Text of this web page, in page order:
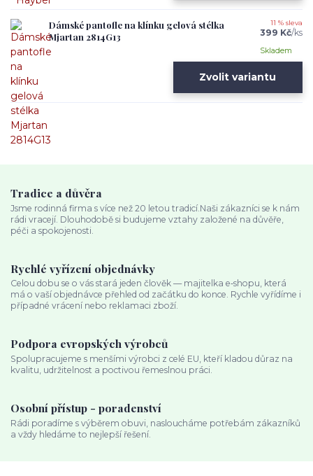
Dámské pantofle na klínku gelová stélka
Mjartan 2814G13
11 % sleva
399 Kč/ks
Skladem
Zvolit variantu
Tradice a důvěra
Jsme rodinná firma s více než 20 letou tradicí.Naši zákazníci se k nám
rádi vracejí. Dlouhodobě si budujeme vztahy založené na důvěře,
péči a spokojenosti.
Rychlé vyřízení objednávky
Celou dobu se o vás stará jeden člověk — majitelka e‑shopu, která
má o vaší objednávce přehled od začátku do konce. Rychle vyřídíme i
případné vrácení nebo reklamaci zboží.
Podpora evropských výrobců
Spolupracujeme s menšími výrobci z celé EU, kteří kladou důraz na
kvalitu, udržitelnost a poctivou řemeslnou práci.
Osobní přístup - poradenství
Rádi poradíme s výběrem obuvi, nasloucháme potřebám zákazníků
a vždy hledáme to nejlepší řešení.